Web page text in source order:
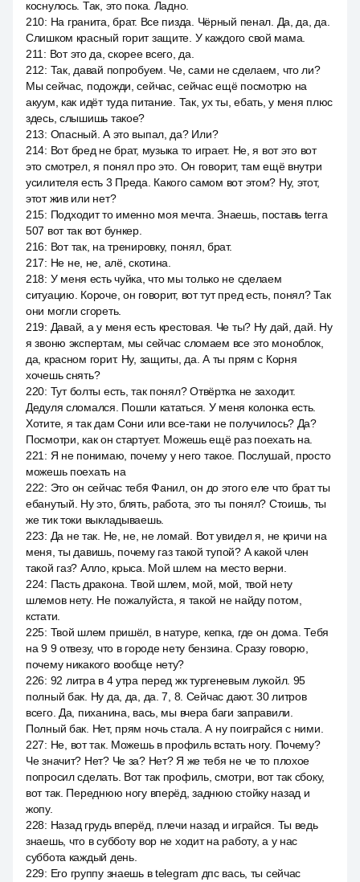
коснулось. Так, это пока. Ладно.
210: На гранита, брат. Все пизда. Чёрный пенал. Да, да, да.
Слишком красный горит защите. У каждого свой мама.
211 : Вот это да, скорее всего, да.
212: Так, давай попробуем. Че, сами не сделаем, что ли?
Мы сейчас, подожди, сейчас, сейчас ещё посмотрю на
акуум, как идёт туда питание. Так, ух ты, ебать, у меня плюс
здесь, слышишь такое?
213: Опасный. А это выпал, да? Или?
214: Вот бред не брат, музыка то играет. Не, я вот это вот
это смотрел, я понял про это. Он говорит, там ещё внутри
усилителя есть 3 Преда. Какого самом вот этом? Ну, этот,
этот жив или нет?
215: Подходит то именно моя мечта. Знаешь, поставь terra
507 вот так вот бункер.
216: Вот так, на тренировку, понял, брат.
217: Не не, не, алё, скотина.
218: У меня есть чуйка, что мы только не сделаем
ситуацию. Короче, он говорит, вот тут пред есть, понял? Так
они могли сгореть.
219: Давай, а у меня есть крестовая. Че ты? Ну дай, дай. Ну
я звоню экспертам, мы сейчас сломаем все это моноблок,
да, красном горит. Ну, защиты, да. А ты прям с Корня
хочешь снять?
220: Тут болты есть, так понял? Отвёртка не заходит.
Дедуля сломался. Пошли кататься. У меня колонка есть.
Хотите, я так дам Сони или все-таки не получилось? Да?
Посмотри, как он стартует. Можешь ещё раз поехать на.
221 : Я не понимаю, почему у него такое. Послушай, просто
можешь поехать на
222: Это он сейчас тебя Фанил, он до этого еле что брат ты
ебанутый. Ну это, блять, работа, это ты понял? Стоишь, ты
же тик токи выкладываешь.
223: Да не так. Не, не, не ломай. Вот увидел я, не кричи на
меня, ты давишь, почему газ такой тупой? А какой член
такой газ? Алло, крыса. Мой шлем на место верни.
224: Пасть дракона. Твой шлем, мой, мой, твой нету
шлемов нету. Не пожалуйста, я такой не найду потом,
кстати.
225: Твой шлем пришёл, в натуре, кепка, где он дома. Тебя
на 9 9 отвезу, что в городе нету бензина. Сразу говорю,
почему никакого вообще нету?
226: 92 литра в 4 утра перед жк тургеневым лукойл. 95
полный бак. Ну да, да, да. 7, 8. Сейчас дают. 30 литров
всего. Да, пиханина, вась, мы вчера баги заправили.
Полный бак. Нет, прям ночь стала. А ну поиграйся с ними.
227: Не, вот так. Можешь в профиль встать ногу. Почему?
Че значит? Нет? Че за? Нет? Я же тебя не че то плохое
попросил сделать. Вот так профиль, смотри, вот так сбоку,
вот так. Переднюю ногу вперёд, заднюю стойку назад и
жопу.
228: Назад грудь вперёд, плечи назад и играйся. Ты ведь
знаешь, что в субботу вор не ходит на работу, а у нас
суббота каждый день.
229: Его группу знаешь в telegram дпс вась, ты сейчас